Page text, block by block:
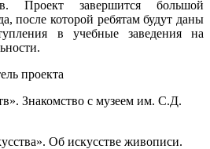
Проект завершится большой
после которой ребятам будут даны
в учебные заведения на
проекта
Знакомство с музеем им. С.Д.
Об искусстве живописи.